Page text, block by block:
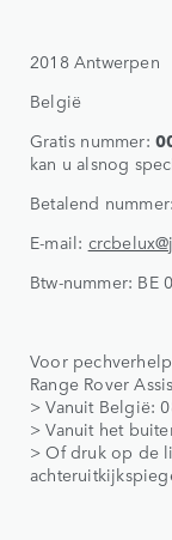
2018 Antwerpen
België
Gratis nummer:
kan u alsnog
Betalend
E-mail:
Btw-nummer: BE
Voor
Range Rover
> Vanuit België:
> Vanuit het
> Of druk op de